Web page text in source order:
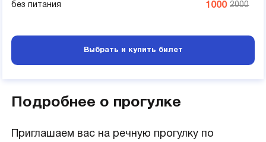
без питания 2000
1000
Выбрать и купить билет
Подробнее о прогулке
Приглашаем вас на речную прогулку по